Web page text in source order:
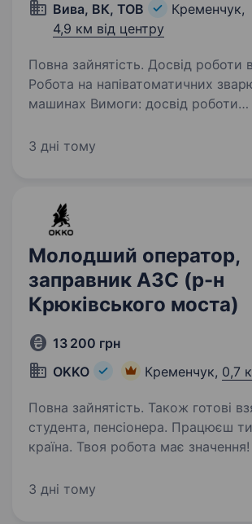
Вива, ВК, ТОВ
Кременчук,
4,9 км від центру
Повна зайнятість. Досвід роботи
Робота на напіватоматичних
машинах Вимоги: досвід роботи
зварювальних робіт згідно з
3 дні тому
Молодший оператор,
заправник АЗС (р-н
Крюківського моста)
13 200 грн
OKKO
Кременчук, 0,7
Повна зайнятість. Також готові
студента, пенсіонера. Працюєш ти — працює
країна. Твоя робота має
нашої країни разом!
3 дні тому